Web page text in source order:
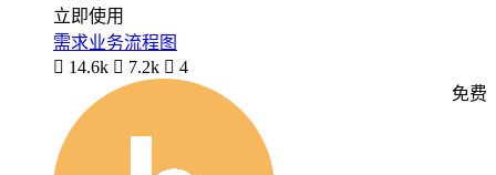
立即使用
需求业务流程图
 14.6k  7.2k  4
免费